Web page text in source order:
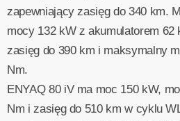
zapewniający zasięg do 340 km.
mocy 132 kW z akumulatorem 62
zasięg do 390 km i maksymalny
Nm.
ENYAQ 80 iV ma moc 150 kW,
Nm i zasięg do 510 km w cyklu